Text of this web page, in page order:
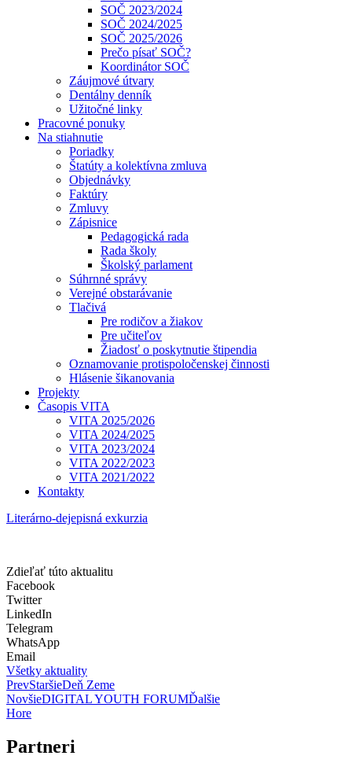
SOČ 2023/2024
SOČ 2024/2025
SOČ 2025/2026
Prečo písať SOČ?
Koordinátor SOČ
Záujmové útvary
Dentálny denník
Užitočné linky
Pracovné ponuky
Na stiahnutie
Poriadky
Štatúty a kolektívna zmluva
Objednávky
Faktúry
Zmluvy
Zápisnice
Pedagogická rada
Rada školy
Školský parlament
Súhrnné správy
Verejné obstarávanie
Tlačivá
Pre rodičov a žiakov
Pre učiteľov
Žiadosť o poskytnutie štipendia
Oznamovanie protispoločenskej činnosti
Hlásenie šikanovania
Projekty
Časopis VITA
VITA 2025/2026
VITA 2024/2025
VITA 2023/2024
VITA 2022/2023
VITA 2021/2022
Kontakty
Literárno-dejepisná exkurzia
Zdieľať túto aktualitu
Facebook
Twitter
LinkedIn
Telegram
WhatsApp
Email
Všetky aktuality
PrevStaršieDeň Zeme
NovšieDIGITAL YOUTH FORUMĎalšie
Hore
Partneri